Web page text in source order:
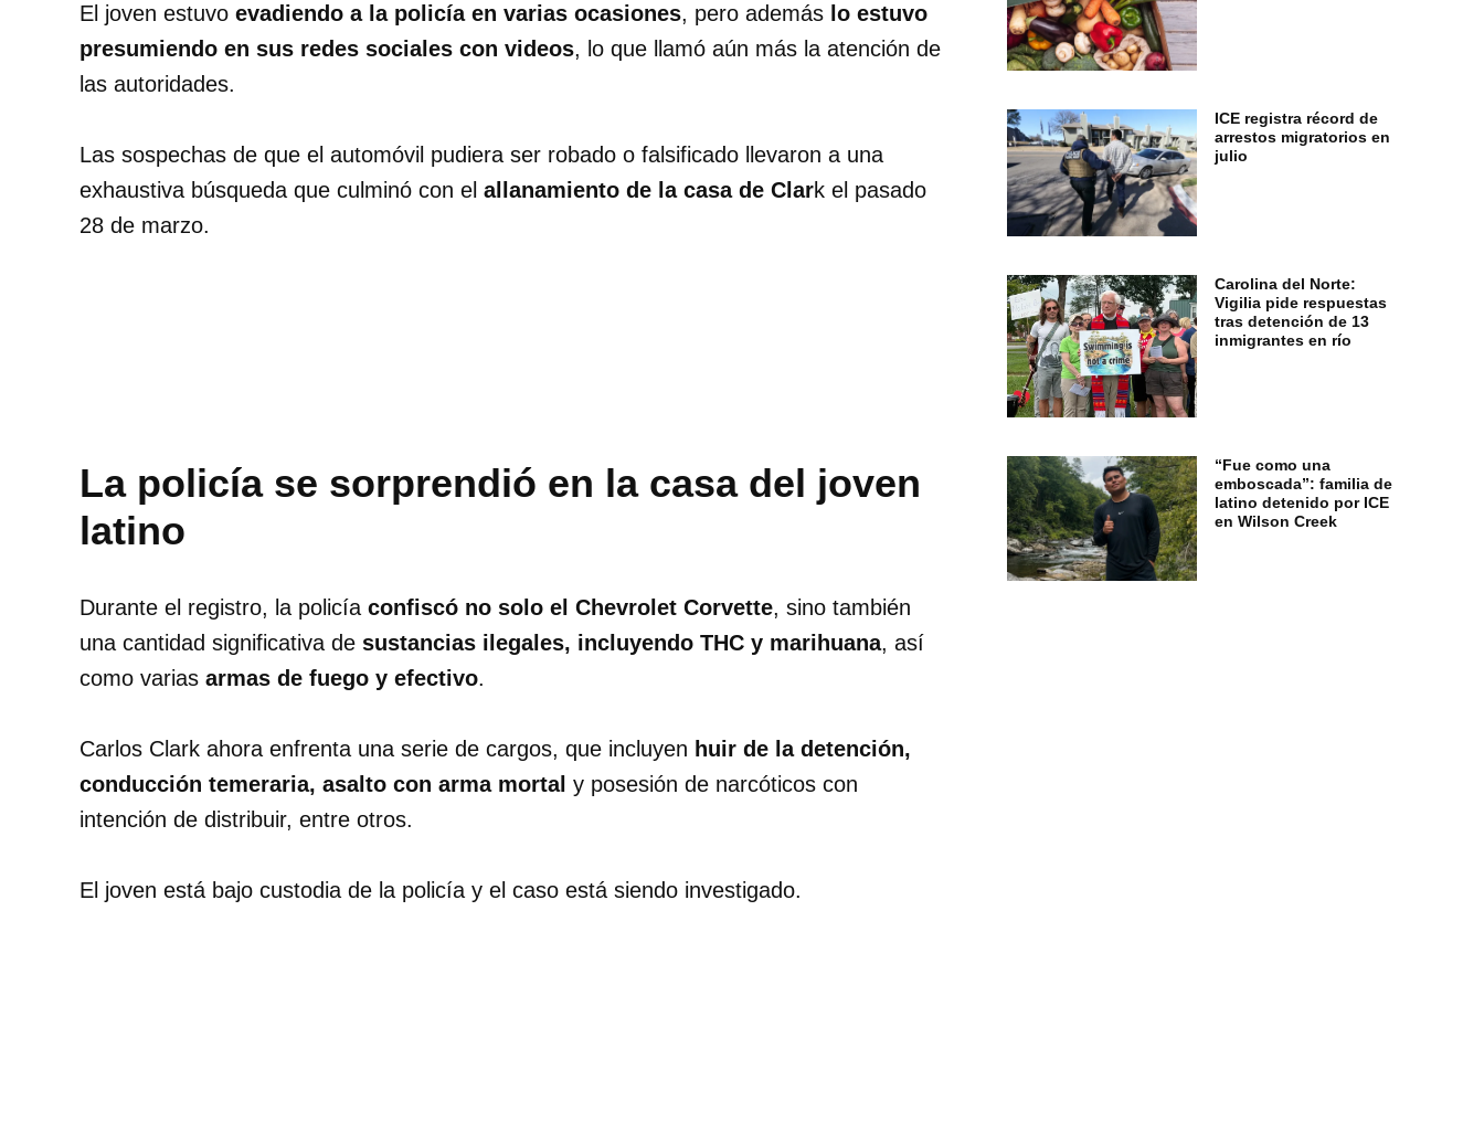
El joven estuvo evadiendo a la policía en varias ocasiones, pero además lo estuvo
presumiendo en sus redes sociales con videos, lo que llamó aún más la atención de
las autoridades.
Las sospechas de que el automóvil pudiera ser robado o falsificado llevaron a una
exhaustiva búsqueda que culminó con el allanamiento de la casa de Clark el pasado
28 de marzo.
La policía se sorprendió en la casa del joven
latino
Durante el registro, la policía confiscó no solo el Chevrolet Corvette, sino también
una cantidad significativa de sustancias ilegales, incluyendo THC y marihuana, así
como varias armas de fuego y efectivo.
Carlos Clark ahora enfrenta una serie de cargos, que incluyen huir de la detención,
conducción temeraria, asalto con arma mortal y posesión de narcóticos con
intención de distribuir, entre otros.
El joven está bajo custodia de la policía y el caso está siendo investigado.
ICE registra récord de
arrestos migratorios en
julio
Carolina del Norte:
Vigilia pide respuestas
tras detención de 13
inmigrantes en río
“Fue como una
emboscada”: familia de
latino detenido por ICE
en Wilson Creek